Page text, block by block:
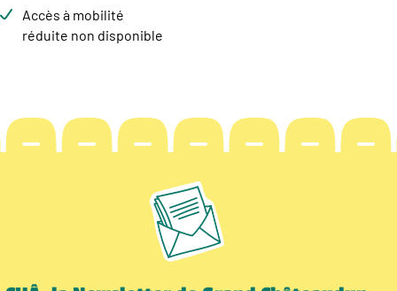
Accès à mobilité
réduite non disponible